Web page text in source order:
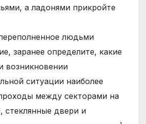
а ладонями прикройте
людьми
заранее определите, какие
возникновении
ситуации наиболее
между секторами на
стеклянные двери и